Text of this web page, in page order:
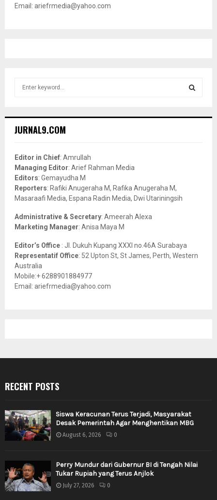
Email: ariefrmedia@yahoo.com
h
o
r
:
JURNAL9.COM
Editor in Chief: Amrullah
Managing Editor: Arief Rahman Media
Editors: Gemayudha M
Reporters: Rafiki Anugeraha M, Rafika Anugeraha M,
Masaraafi Media, Espana Radin Media, Dwi Utariningsih
Administrative & Secretary: Ameerah Alexa
Marketing Manager: Anisa Maya M
Editor’s Office : Jl. Dukuh Kupang XXXI no.46A Surabaya
Representatif Office: 52 Upton St, St James, Perth, Western
Australia
Mobile:+ 6288901884977
Email: ariefrmedia@yahoo.com
RECENT POSTS
Siswa Keracunan Terus Terjadi, Masyarakat
Desak Pemerintah Agar Menghentikan MBG
August 6, 2026 0
Perry Mundur dari Gubernur BI di Tengah Nilai
Tukar Rupiah yang Terus Anjlok
July 27, 2026 0